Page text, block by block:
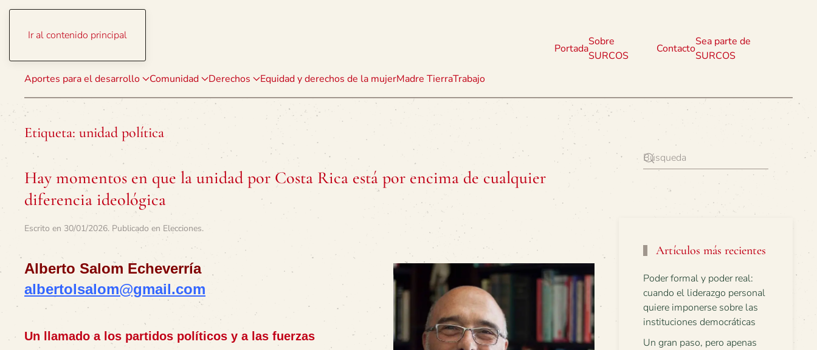
Ir al contenido principal
Aportes para el desarrollo Comunidad Derechos Equidad y derechos de la mujerMadre TierraTrabajo
Portada
Sobre
SURCOS
Contacto
Sea parte de
SURCOS
Etiqueta: unidad política
Hay momentos en que la unidad por Costa Rica está por encima de cualquier
diferencia ideológica
Escrito en 30/01/2026. Publicado en Elecciones.
Alberto Salom Echeverría
albertolsalom@gmail.com
Un llamado a los partidos políticos y a las fuerzas
Artículos más recientes
Poder formal y poder real:
cuando el liderazgo personal
quiere imponerse sobre las
instituciones democráticas
Un gran paso, pero apenas